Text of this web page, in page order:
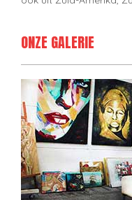
ONZE GALERIE